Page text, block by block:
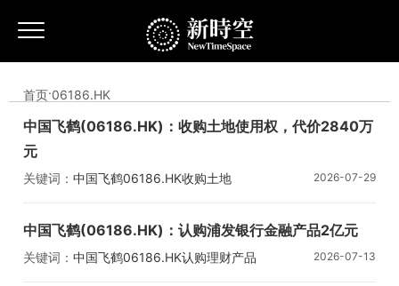
首页·06186.HK
中国飞鹤(06186.HK)：收购土地使用权，代价2840万
元
关键词： 中国飞鹤06186.HK收购土地 2026-07-29
中国飞鹤(06186.HK)：认购浦发银行金融产品2亿元
关键词： 中国飞鹤06186.HK认购理财产品 2026-07-13